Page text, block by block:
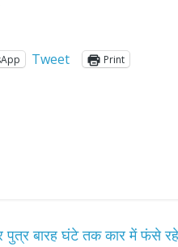
Tweet Print
पुत्र बारह घंटे तक कार में फंसे रहे